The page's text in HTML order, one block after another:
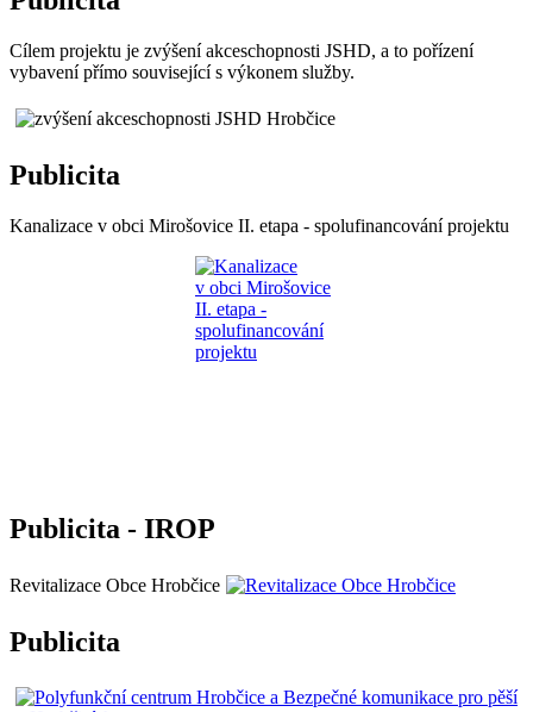
Cílem projektu je zvýšení akceschopnosti JSHD, a to pořízení
vybavení přímo související s výkonem služby.
Publicita
Kanalizace v obci Mirošovice II. etapa - spolufinancování projektu
Publicita - IROP
Revitalizace Obce Hrobčice
Publicita